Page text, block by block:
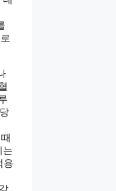
는
용